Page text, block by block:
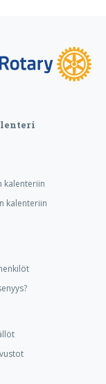
kalenteriin
kalenteriin